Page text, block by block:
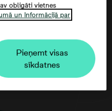
лица
obligāti vietnes
un Informācijā par
Pieņemt visas
sīkdatnes